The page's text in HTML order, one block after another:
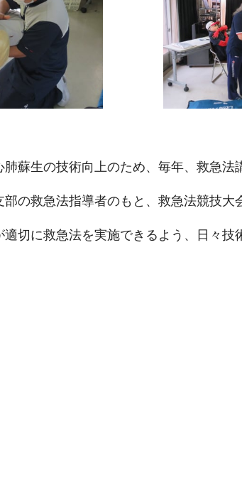
肺蘇生の技術向上のため、毎年、救急法
部の救急法指導者のもと、救急法競技大
切に救急法を実施できるよう、日々技